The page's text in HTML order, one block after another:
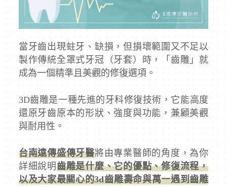
當牙齒出現蛀牙、缺損，但損壞範圍又不足以
製作傳統全罩式牙冠（牙套）時，「齒雕」就
成為一個精準且美觀的修復選項。
3D齒雕是一種先進的牙科修復技術，它能高度
還原牙齒原本的形狀、強度與功能，兼顧美觀
與耐用性。
台南遠傳盛傳牙醫將由專業醫師的角度，為你
詳細說明齒雕是什麼、它的優點、修復流程，
以及大家最關心的3d齒雕壽命與萬一遇到齒雕